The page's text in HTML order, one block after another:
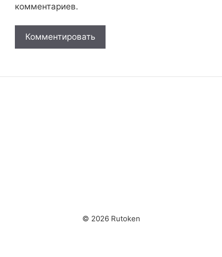
комментариев.
© 2026 Rutoken